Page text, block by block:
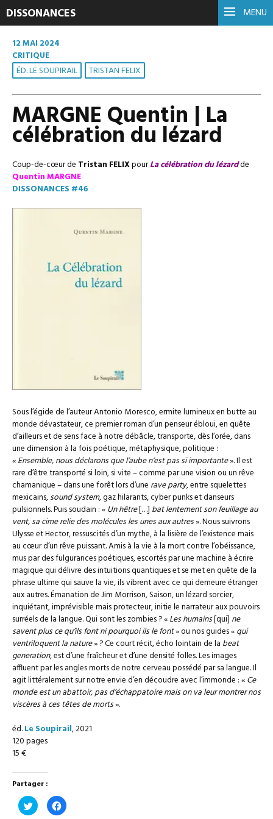
MENU
DISSONANCES
12 MAI 2024
CRITIQUE
ÉD. LE SOUPIRAIL TRISTAN FELIX
MARGNE Quentin | La
célébration du lézard
Coup-de-cœur de Tristan FELIXpourLa célébration du lézardde
Quentin MARGNE
DISSONANCES #46
Sous l’égide de l’auteur Antonio Moresco, ermite lumineux en butte au
monde dévastateur, ce premier roman d’un penseur ébloui, en quête
d’ailleurs et de sens face à notre débâcle, transporte, dès l’orée, dans
une dimension à la fois poétique, métaphysique, politique :
«Ensemble, nous déclarons que l’aube n’est pas si importante». Il est
rare d’être transporté si loin, si vite – comme par une vision ou un rêve
chamanique – dans une forêt lors d’une rave party, entre squelettes
mexicains,sound system, gaz hilarants, cyber punks et danseurs
pulsionnels. Puis soudain : «Un hêtre[…] bat lentement son feuillage au
vent, sa cime relie des molécules les unes aux autres». Nous suivrons
Ulysse et Hector, ressuscités d’un mythe, à la lisière de l’existence mais
au cœur d’un rêve puissant. Amis à la vie à la mort contre l’obéissance,
mus par des fulgurances poétiques, escortés par une machine à écrire
magique qui délivre des intuitions quantiques et se met en quête de la
phrase ultime qui sauve la vie, ils vibrent avec ce qui demeure étranger
aux autres. Émanation de Jim Morrison, Saison, un lézard sorcier,
inquiétant, imprévisible mais protecteur, initie le narrateur aux pouvoirs
surréels de la langue. Qui sont les zombies ? «Les humains[qui] ne
savent plus ce qu’ils font ni pourquoi ils le font» ou nos guides «qui
ventriloquent la nature» ? Ce court récit, écho lointain de la beat
generation, est d’une fraîcheur et d’une densité folles. Les images
affluent par les angles morts de notre cerveau possédé par sa langue. Il
agit littéralement sur notre envie d’en découdre avec l’immonde : «Ce
monde est un abattoir, pas d’échappatoire mais on va leur montrer nos
viscères à ces têtes de morts».
éd.Le Soupirail, 2021
120 pages
15 €
Partager :
Cliquez
pour
Cliquez
pour